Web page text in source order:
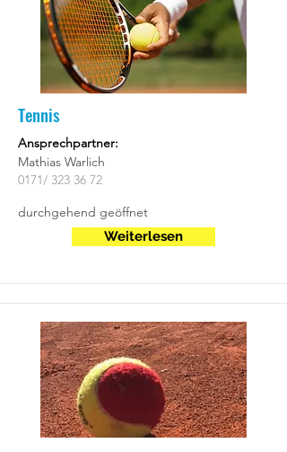
Tennis
Ansprechpartner:
Mathias Warlich
0171/ 323 36 72
durchgehend geöffnet
Weiterlesen